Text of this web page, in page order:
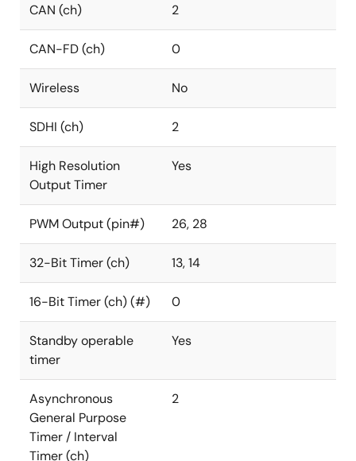
CAN (ch) 2
CAN-FD (ch) 0
Wireless No
SDHI (ch) 2
High Resolution
Output Timer
Yes
PWM Output (pin#) 26, 28
32-Bit Timer (ch) 13, 14
16-Bit Timer (ch) (#) 0
Standby operable
timer
Yes
Asynchronous
General Purpose
Timer / Interval
Timer (ch)
2